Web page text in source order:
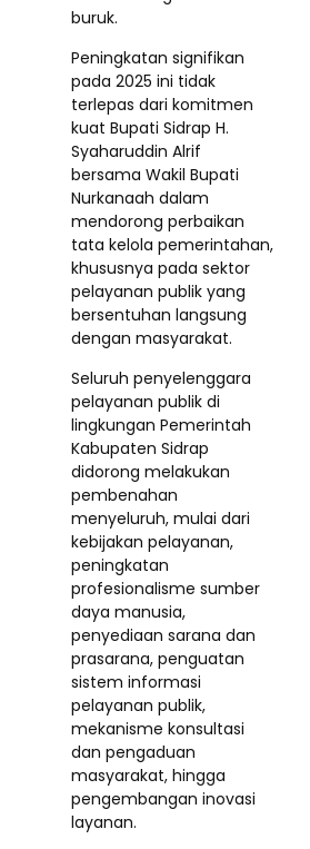
buruk.
Peningkatan signifikan
pada 2025 ini tidak
terlepas dari komitmen
kuat Bupati Sidrap H.
Syaharuddin Alrif
bersama Wakil Bupati
Nurkanaah dalam
mendorong perbaikan
tata kelola pemerintahan,
khususnya pada sektor
pelayanan publik yang
bersentuhan langsung
dengan masyarakat.
Seluruh penyelenggara
pelayanan publik di
lingkungan Pemerintah
Kabupaten Sidrap
didorong melakukan
pembenahan
menyeluruh, mulai dari
kebijakan pelayanan,
peningkatan
profesionalisme sumber
daya manusia,
penyediaan sarana dan
prasarana, penguatan
sistem informasi
pelayanan publik,
mekanisme konsultasi
dan pengaduan
masyarakat, hingga
pengembangan inovasi
layanan.